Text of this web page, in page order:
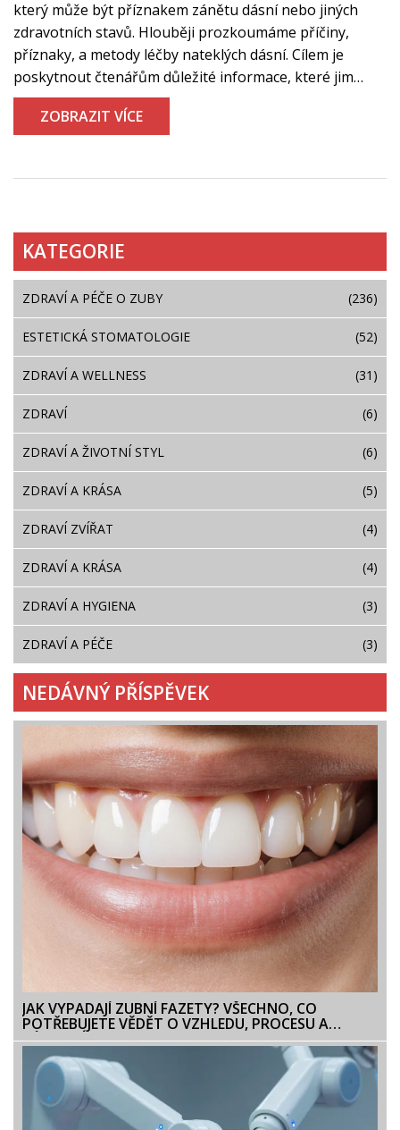
který může být příznakem zánětu dásní nebo jiných
zdravotních stavů. Hlouběji prozkoumáme příčiny,
příznaky, a metody léčby nateklých dásní. Cílem je
poskytnout čtenářům důležité informace, které jim
pomohou lépe se o své ústní zdraví starat a zjistit, kdy
je nutné vyhledat odbornou pomoc.
ZOBRAZIT VÍCE
KATEGORIE
ZDRAVÍ A PÉČE O ZUBY (236)
ESTETICKÁ STOMATOLOGIE (52)
ZDRAVÍ A WELLNESS (31)
ZDRAVÍ (6)
ZDRAVÍ A ŽIVOTNÍ STYL (6)
ZDRAVÍ A KRÁSA (5)
ZDRAVÍ ZVÍŘAT (4)
ZDRAVÍ A KRÁSA (4)
ZDRAVÍ A HYGIENA (3)
ZDRAVÍ A PÉČE (3)
NEDÁVNÝ PŘÍSPĚVEK
JAK VYPADAJÍ ZUBNÍ FAZETY? VŠECHNO, CO
POTŘEBUJETE VĚDĚT O VZHLEDU, PROCESU A
VÝSLEDCÍCH